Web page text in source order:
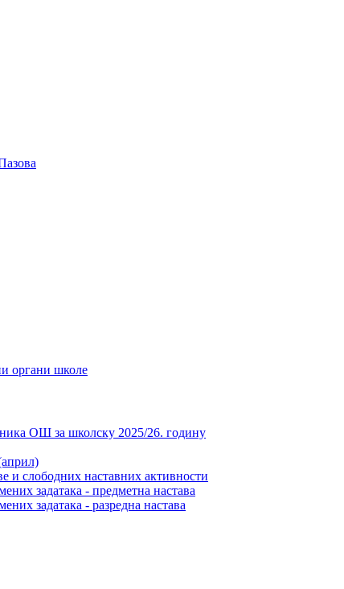
органи школе
ОШ за школску 2025/26. годину
и слободних наставних активности
задатака - предметна настава
задатака - разредна настава